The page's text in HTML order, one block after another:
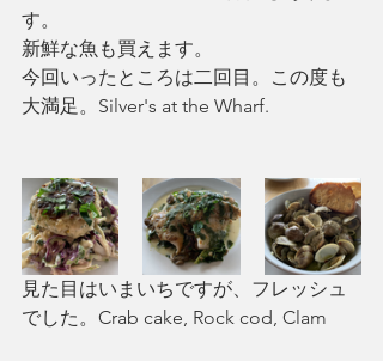
す。
新鮮な魚も買えます。
今回いったところは二回目。この度も
大満足。Silver's at the Wharf.
見た目はいまいちですが、フレッシュ
でした。Crab cake, Rock cod, Clam